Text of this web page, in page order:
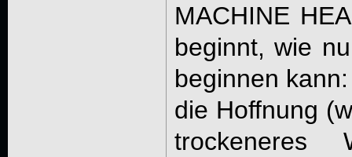
MACHINE
beginnt, wie
beginnen
die Hoffnung
trockeneres